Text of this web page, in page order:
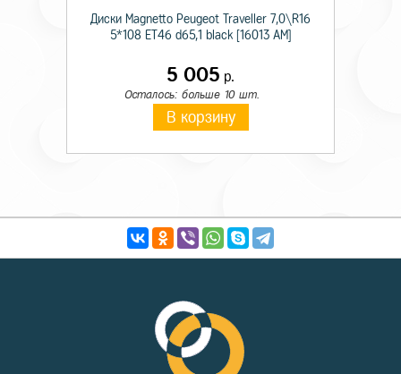
Диски Magnetto Peugeot Traveller 7,0\R16
5*108 ET46 d65,1 black [16013 AM]
5 005 р.
Осталось: больше 10 шт.
В корзину